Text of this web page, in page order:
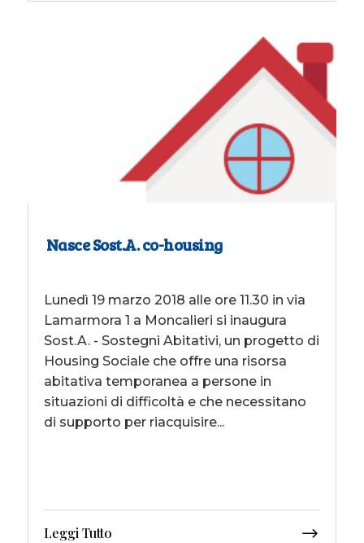
Nasce Sost.A. co-housing
Lunedì 19 marzo 2018 alle ore 11.30 in via
Lamarmora 1 a Moncalieri si inaugura
Sost.A. - Sostegni Abitativi, un progetto di
Housing Sociale che offre una risorsa
abitativa temporanea a persone in
situazioni di difficoltà e che necessitano
di supporto per riacquisire...
Leggi Tutto